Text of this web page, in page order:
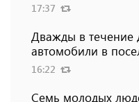
17:37
Дважды в течение
автомобили в
16:22
Семь молодых